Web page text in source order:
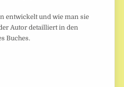
entwickelt und wie man sie
Autor detailliert in den
Buches.